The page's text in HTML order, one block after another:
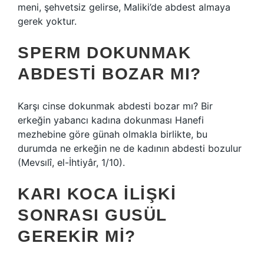
meni, şehvetsiz gelirse, Maliki’de abdest almaya
gerek yoktur.
SPERM DOKUNMAK
ABDESTI BOZAR MI?
Karşı cinse dokunmak abdesti bozar mı? Bir
erkeğin yabancı kadına dokunması Hanefi
mezhebine göre günah olmakla birlikte, bu
durumda ne erkeğin ne de kadının abdesti bozulur
(Mevsılî, el-İhtiyâr, 1/10).
KARI KOCA ILIŞKI
SONRASI GUSÜL
GEREKIR MI?